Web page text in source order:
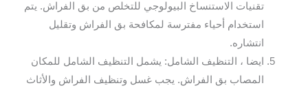
تقنيات الاستنساخ البيولوجي للتخلص من بق الفراش. يتم
استخدام أحياء مفترسة لمكافحة بق الفراش وتقليل
انتشاره.
ايضا ، التنظيف الشامل: يشمل التنظيف الشامل للمكان
المصاب بق الفراش. يجب غسل وتنظيف الفراش والأثاث